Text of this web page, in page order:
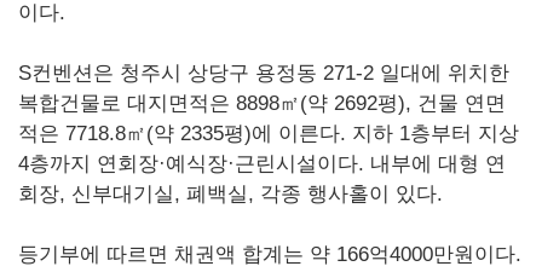
이다.
S컨벤션은 청주시 상당구 용정동 271-2 일대에 위치한
복합건물로 대지면적은 8898㎡(약 2692평), 건물 연면
적은 7718.8㎡(약 2335평)에 이른다. 지하 1층부터 지상
4층까지 연회장·예식장·근린시설이다. 내부에 대형 연
회장, 신부대기실, 폐백실, 각종 행사홀이 있다.
등기부에 따르면 채권액 합계는 약 166억4000만원이다.